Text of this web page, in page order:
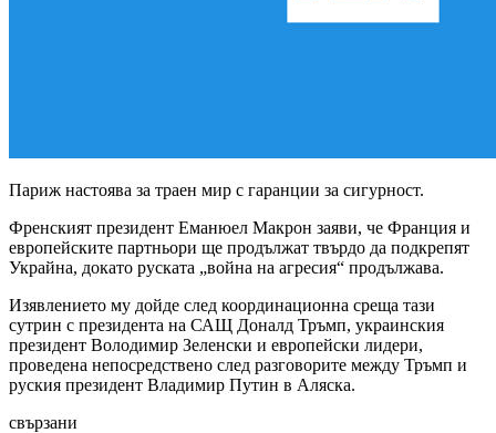
Париж настоява за траен мир с гаранции за сигурност.
Френският президент Еманюел Макрон заяви, че Франция и
европейските партньори ще продължат твърдо да подкрепят
Украйна, докато руската „война на агресия“ продължава.
Изявлението му дойде след координационна среща тази
сутрин с президента на САЩ Доналд Тръмп, украинския
президент Володимир Зеленски и европейски лидери,
проведена непосредствено след разговорите между Тръмп и
руския президент Владимир Путин в Аляска.
свързани